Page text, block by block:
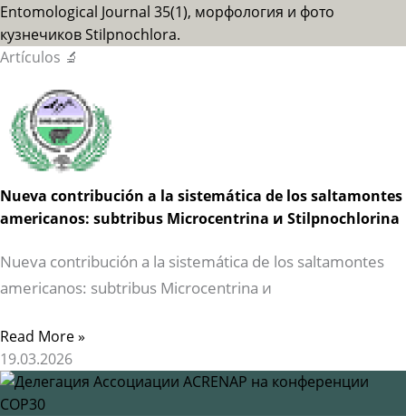
Artículos 🔬
Nueva contribución a la sistemática de los saltamontes
americanos: subtribus Microcentrina и Stilpnochlorina
Nueva contribución a la sistemática de los saltamontes
americanos: subtribus Microcentrina и
Read More »
19.03.2026